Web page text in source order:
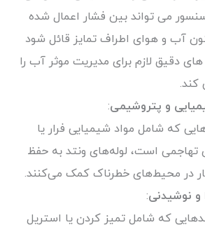
می تواند بین فشار اعمال شده
آب و هوای اطراف تمایز قائل شود
دقیق لازم برای مدیریت موثر آب را
کند.
و پتروشیمی:
که شامل مواد شیمیایی فرار یا
است، لوله‌های ونتد به حفظ
در محیط‌های خطرناک کمک می‌کنند.
و نوشیدنی:
که شامل تمیز کردن یا استریل